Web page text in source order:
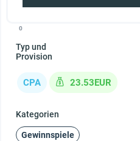
0
Typ und
Provision
CPA 23.53EUR
Kategorien
Gewinnspiele